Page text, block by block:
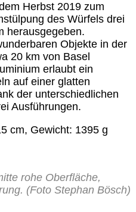
Herbst 2019 zum
des Würfels drei
herausgegeben.
Objekte in der
20 km von Basel
erlaubt ein
auf einer glatten
der unterschiedlichen
Ausführungen.
cm, Gewicht: 1395 g
rohe Oberfläche,
(Foto Stephan Bösch)